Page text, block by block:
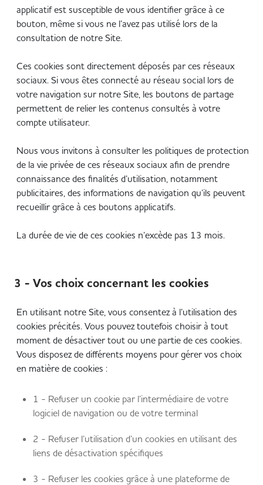
applicatif est susceptible de vous identifier grâce à ce
bouton, même si vous ne l’avez pas utilisé lors de la
consultation de notre Site.
Ces cookies sont directement déposés par ces réseaux
sociaux. Si vous êtes connecté au réseau social lors de
votre navigation sur notre Site, les boutons de partage
permettent de relier les contenus consultés à votre
compte utilisateur.
Nous vous invitons à consulter les politiques de protection
de la vie privée de ces réseaux sociaux afin de prendre
connaissance des finalités d’utilisation, notamment
publicitaires, des informations de navigation qu’ils peuvent
recueillir grâce à ces boutons applicatifs.
La durée de vie de ces cookies n’excède pas 13 mois.
3 - Vos choix concernant les cookies
En utilisant notre Site, vous consentez à l’utilisation des
cookies précités. Vous pouvez toutefois choisir à tout
moment de désactiver tout ou une partie de ces cookies.
Vous disposez de différents moyens pour gérer vos choix
en matière de cookies :
1 - Refuser un cookie par l’intermédiaire de votre
logiciel de navigation ou de votre terminal
2 - Refuser l’utilisation d’un cookies en utilisant des
liens de désactivation spécifiques
3 - Refuser les cookies grâce à une plateforme de